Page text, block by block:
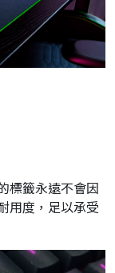
標籤永遠不會因
用度，足以承受